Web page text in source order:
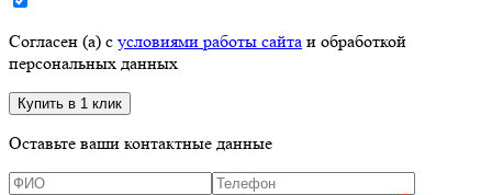
Согласен (а) с условиями работы сайта и обработкой
персональных данных
Оставьте ваши контактные данные